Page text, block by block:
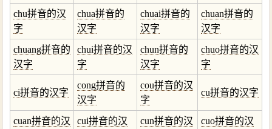
chu拼音的汉
字
chua拼音的
汉字
chuai拼音的
汉字
chuan拼音的
汉字
chuang拼音的
汉字
chui拼音的汉
字
chun拼音的
汉字
chuo拼音的汉
字
ci拼音的汉字
cong拼音的
汉字
cou拼音的汉
字
cu拼音的汉字
cuan拼音的汉
cui拼音的汉
cun拼音的汉
cuo拼音的汉